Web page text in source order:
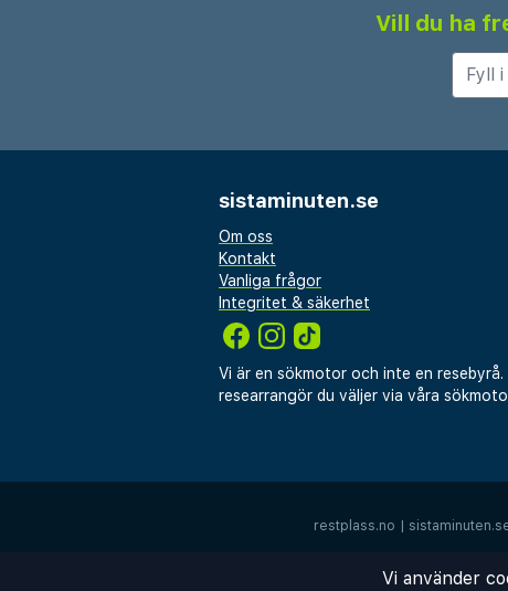
Vill du ha
sistaminuten.se
Om oss
Kontakt
Vanliga frågor
Integritet & säkerhet
Vi är en sökmotor och inte en
researrangör du väljer via våra
restplass.no
Vi använder